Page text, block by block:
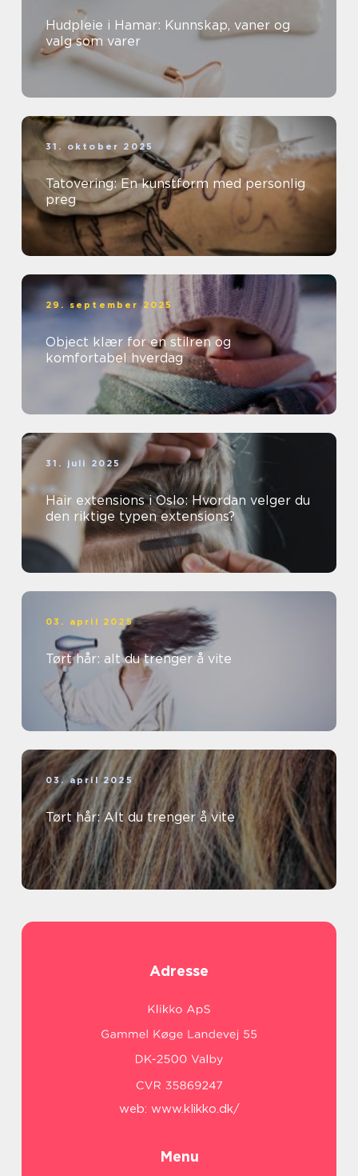
Hudpleie i Hamar: Kunnskap, vaner og
valg som varer
31. oktober 2025
Tatovering: En kunstform med personlig
preg
29. september 2025
Object klær for en stilren og
komfortabel hverdag
31. juli 2025
Hair extensions i Oslo: Hvordan velger du
den riktige typen extensions?
03. april 2025
Tørt hår: alt du trenger å vite
03. april 2025
Tørt hår: Alt du trenger å vite
Adresse
web: www.klikko.dk/
Menu